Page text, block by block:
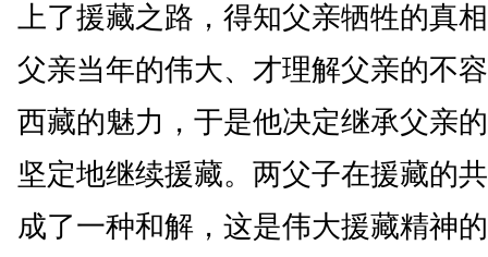
上了援藏之路，得知父亲牺牲的真
父亲当年的伟大、才理解父亲的不
西藏的魅力，于是他决定继承父亲
坚定地继续援藏。两父子在援藏的
成了一种和解，这是伟大援藏精神